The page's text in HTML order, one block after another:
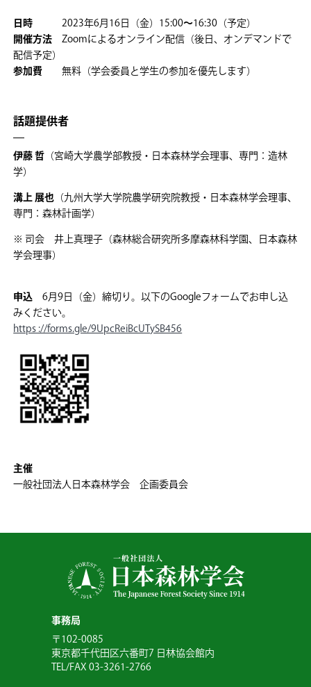
日時 2023年6月16日（金）15:00～16:30（予定）
開催方法 Zoomによるオンライン配信（後日、オンデマンドで
配信予定）
参加費
無料（学会委員と学生の参加を優先します）
話題提供者
伊藤 哲 （宮崎大学農学部教授・日本森林学会理事、専門：造林
学）
溝上 展也 （九州大学大学院農学研究院教授・日本森林学会理事、
専門：森林計画学）
※ 司会 井上真理子（森林総合研究所多摩森林科学園、日本森林
学会理事）
申込 6月9日（金）締切り。以下のGoogleフォームでお申し込
みください。
https ://forms.gle/9UpcReiBcUTySB456
主催
一般社団法人日本森林学会 企画委員会
事務局
〒102-0085
東京都千代田区六番町7 日林協会館内
TEL/FAX 03-3261-2766